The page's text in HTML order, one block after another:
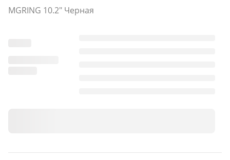
MGRING 10.2" Черная